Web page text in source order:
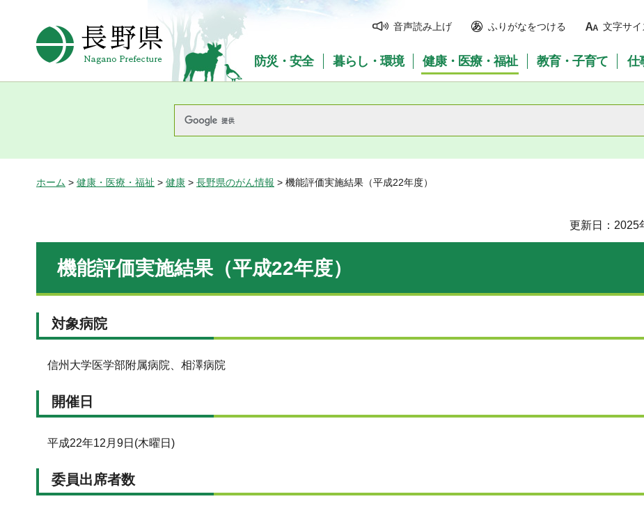
長野県Nagano Prefecture
音声読み上げ ふりがなをつける 文字サ
防災・安全 暮らし・環境 健康・医療・福祉 教育・子育て 仕
ホーム > 健康・医療・福祉 > 健康 > 長野県のがん情報 > 機能評価実施結果（平成22年度）
更新日：2025
機能評価実施結果（平成22年度）
対象病院
信州大学医学部附属病院、相澤病院
開催日
平成22年12月9日(木曜日)
委員出席者数